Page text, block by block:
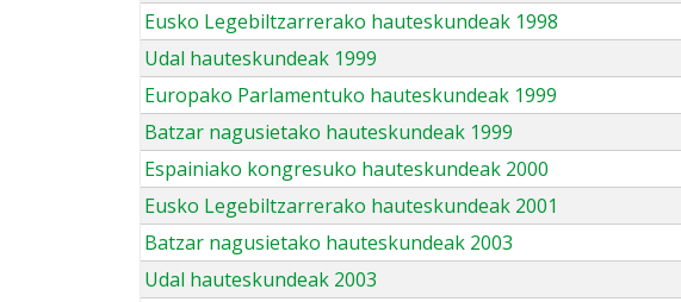
Eusko Legebiltzarrerako hauteskundeak 1998
Udal hauteskundeak 1999
Europako Parlamentuko hauteskundeak 1999
Batzar nagusietako hauteskundeak 1999
Espainiako kongresuko hauteskundeak 2000
Eusko Legebiltzarrerako hauteskundeak 2001
Batzar nagusietako hauteskundeak 2003
Udal hauteskundeak 2003